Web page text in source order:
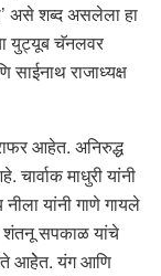
असे शब्द असलेला हा
युट्यूब चॅनलवर
राजाध्यक्ष
आहेत. अनिरुद्ध
चार्वाक माधुरी यांनी
यांनी गाणे गायले
सपकाळ यांचे
आहेेत. यंग आणि